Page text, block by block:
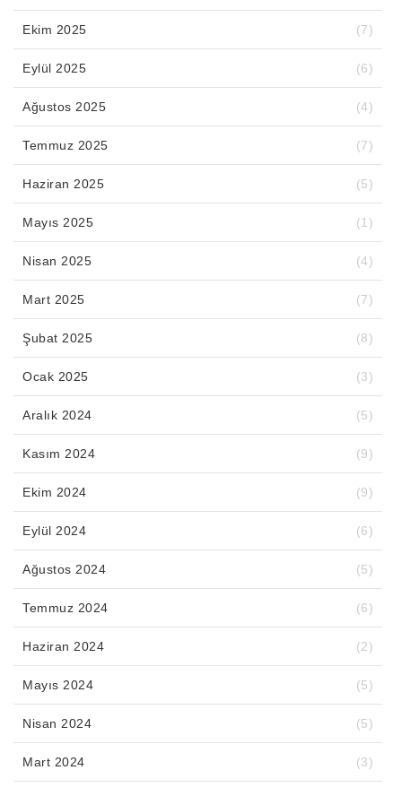
Ekim 2025 (7)
Eylül 2025 (6)
Ağustos 2025 (4)
Temmuz 2025 (7)
Haziran 2025 (5)
Mayıs 2025 (1)
Nisan 2025 (4)
Mart 2025 (7)
Şubat 2025 (8)
Ocak 2025 (3)
Aralık 2024 (5)
Kasım 2024 (9)
Ekim 2024 (9)
Eylül 2024 (6)
Ağustos 2024 (5)
Temmuz 2024 (6)
Haziran 2024 (2)
Mayıs 2024 (5)
Nisan 2024 (5)
Mart 2024 (3)